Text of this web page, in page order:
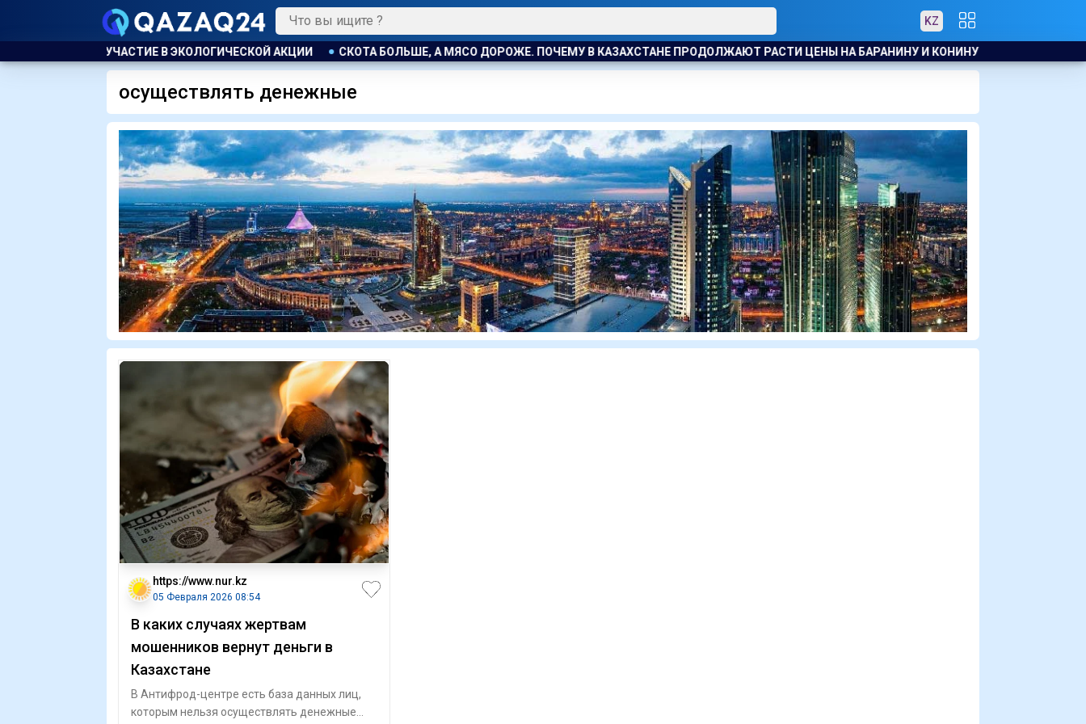
KZ
ПРИНЯЛИ УЧАСТИЕ В ЭКОЛОГИЧЕСКОЙ АКЦИИ СКОТА БОЛЬШЕ, А МЯСО ДОРОЖЕ. ПОЧЕМУ В КАЗАХСТАНЕ ПРОДОЛЖАЮТ РАСТИ ЦЕНЫ НА БАРАНИНУ И КОНИНУ ЗВЕЗДА МАЙКЛА
осуществлять денежные
https://www.nur.kz
05 Февраля 2026 08:54
В каких случаях жертвам
мошенников вернут деньги в
Казахстане
В Антифрод-центре есть база данных лиц,
которым нельзя осуществлять денежные